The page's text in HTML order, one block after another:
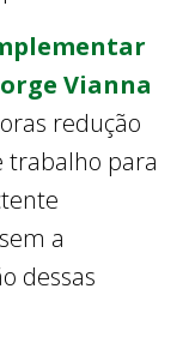
Vianna
redução
trabalho para
a
dessas